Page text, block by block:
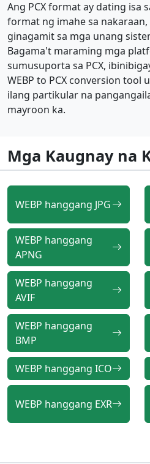
Ang PCX format ay dating isa
format ng imahe sa
ginagamit sa mga unang
Bagama't maraming mga
sumusuporta sa PCX,
WEBP to PCX conversion tool
ilang partikular na
mayroon ka.
Mga Kaugnay na
WEBP hanggang JPG
WEBP hanggang
APNG
WEBP hanggang
AVIF
WEBP hanggang
BMP
WEBP hanggang ICO
WEBP hanggang EXR